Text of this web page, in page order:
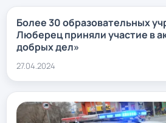
Более 30 образовательных
Люберец приняли участие в
добрых дел»
27.04.2024